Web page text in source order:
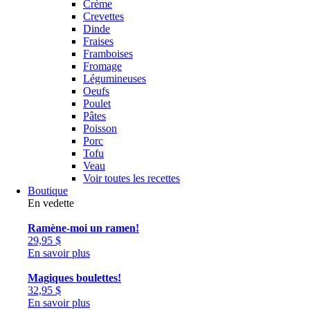
Crème
Crevettes
Dinde
Fraises
Framboises
Fromage
Légumineuses
Oeufs
Poulet
Pâtes
Poisson
Porc
Tofu
Veau
Voir toutes les recettes
Boutique
En vedette
Ramène-moi un ramen!
29,95 $
En savoir plus
Magiques boulettes!
32,95 $
En savoir plus